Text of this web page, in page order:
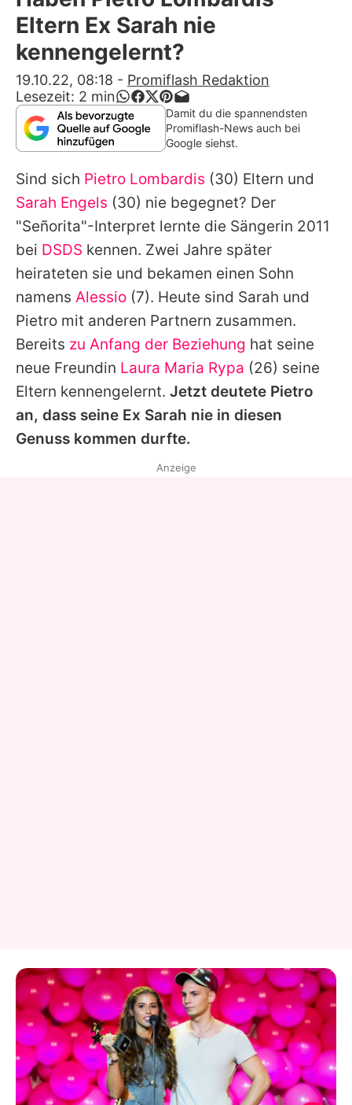
Alle Themen auf Promiflash
Jobs
App runterladen
Team
Redaktionelle Richtlinien
Impressum
Datenschutzerklärung
Nutzungsbedingungen
Utiq verwalten
Eltern Ex Sarah nie
kennengelernt?
19.10.22, 08:18 - Promiflash Redaktion
Lesezeit: 2 min
Damit du die spannendsten
Promiflash-News auch bei
Google siehst.
Sind sich Pietro Lombardis (30) Eltern und
Sarah Engels (30) nie begegnet? Der
"Señorita"-Interpret lernte die Sängerin 2011
bei DSDS kennen. Zwei Jahre später
heirateten sie und bekamen einen Sohn
namens Alessio (7). Heute sind Sarah und
Pietro mit anderen Partnern zusammen.
Bereits zu Anfang der Beziehung hat seine
neue Freundin Laura Maria Rypa (26) seine
Eltern kennengelernt. Jetzt deutete Pietro
an, dass seine Ex Sarah nie in diesen
Genuss kommen durfte.
Anzeige